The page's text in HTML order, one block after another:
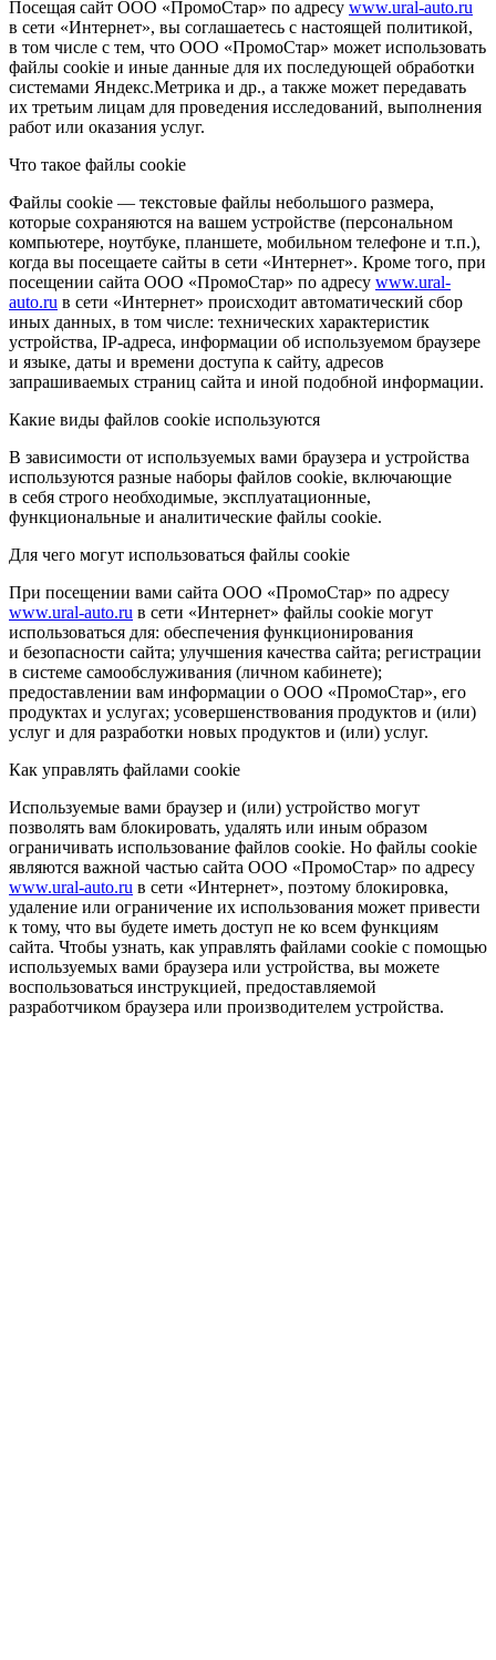
Посещая сайт ООО «ПромоСтар» по адресу www.ural-auto.ru
в сети «Интернет», вы соглашаетесь с настоящей политикой,
в том числе с тем, что ООО «ПромоСтар» может использовать
файлы cookie и иные данные для их последующей обработки
системами Яндекс.Метрика и др., а также может передавать
их третьим лицам для проведения исследований, выполнения
работ или оказания услуг.
Что такое файлы cookie
Файлы cookie — текстовые файлы небольшого размера,
которые сохраняются на вашем устройстве (персональном
компьютере, ноутбуке, планшете, мобильном телефоне и т.п.),
когда вы посещаете сайты в сети «Интернет». Кроме того, при
посещении сайта ООО «ПромоСтар» по адресу www.ural-
auto.ru в сети «Интернет» происходит автоматический сбор
иных данных, в том числе: технических характеристик
устройства, IP-адреса, информации об используемом браузере
и языке, даты и времени доступа к сайту, адресов
запрашиваемых страниц сайта и иной подобной информации.
Какие виды файлов cookie используются
В зависимости от используемых вами браузера и устройства
используются разные наборы файлов cookie, включающие
в себя строго необходимые, эксплуатационные,
функциональные и аналитические файлы cookie.
Для чего могут использоваться файлы cookie
При посещении вами сайта ООО «ПромоСтар» по адресу
www.ural-auto.ru в сети «Интернет» файлы cookie могут
использоваться для: обеспечения функционирования
и безопасности сайта; улучшения качества сайта; регистрации
в системе самообслуживания (личном кабинете);
предоставлении вам информации о ООО «ПромоСтар», его
продуктах и услугах; усовершенствования продуктов и (или)
услуг и для разработки новых продуктов и (или) услуг.
Как управлять файлами cookie
Используемые вами браузер и (или) устройство могут
позволять вам блокировать, удалять или иным образом
ограничивать использование файлов cookie. Но файлы cookie
являются важной частью сайта ООО «ПромоСтар» по адресу
www.ural-auto.ru в сети «Интернет», поэтому блокировка,
удаление или ограничение их использования может привести
к тому, что вы будете иметь доступ не ко всем функциям
сайта. Чтобы узнать, как управлять файлами cookie с помощью
используемых вами браузера или устройства, вы можете
воспользоваться инструкцией, предоставляемой
разработчиком браузера или производителем устройства.